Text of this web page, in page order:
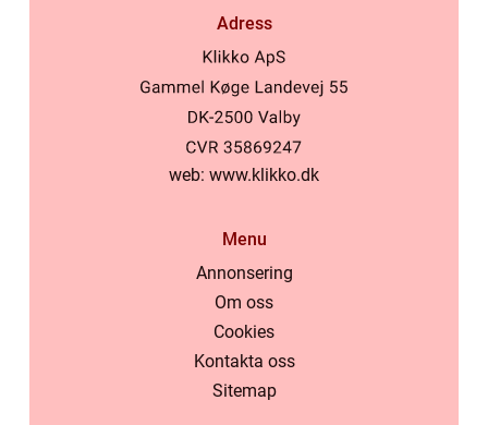
Adress
web: www.klikko.dk
Menu
Annonsering
Om oss
Cookies
Kontakta oss
Sitemap